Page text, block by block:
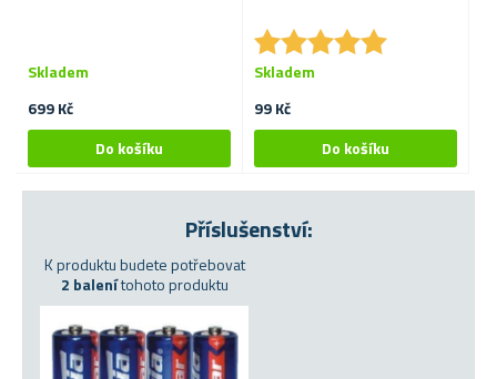
699 Kč
Skladem
★★★★★
★★★★★
99 Kč
Skladem
Příslušenství:
K produktu budete potřebovat
2 balenítohoto produktu